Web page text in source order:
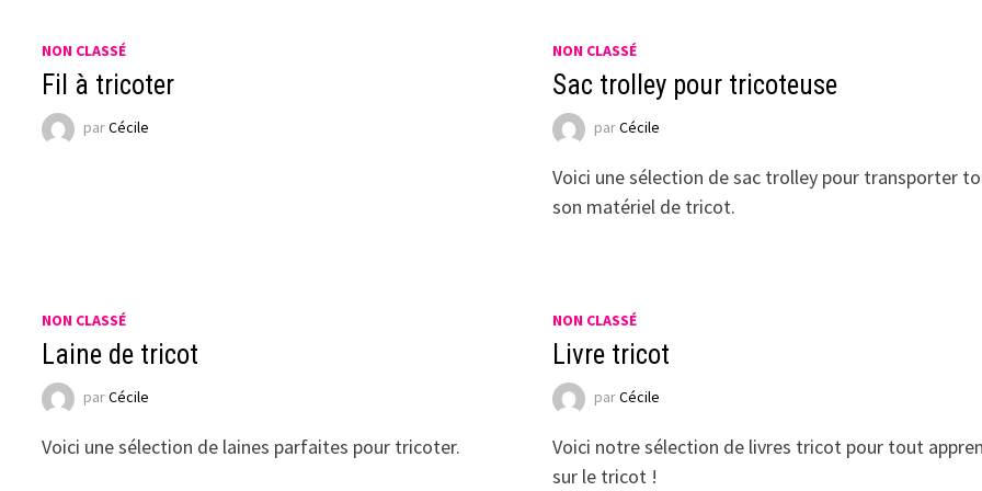
NON CLASSÉ
Fil à tricoter
parCécile
NON CLASSÉ
Sac trolley pour tricoteuse
parCécile
Voici une sélection de sac trolley pour transporter
son matériel de tricot.
NON CLASSÉ
Laine de tricot
parCécile
Voici une sélection de laines parfaites pour tricoter.
NON CLASSÉ
Livre tricot
parCécile
Voici notre sélection de livres tricot pour tout
sur le tricot !